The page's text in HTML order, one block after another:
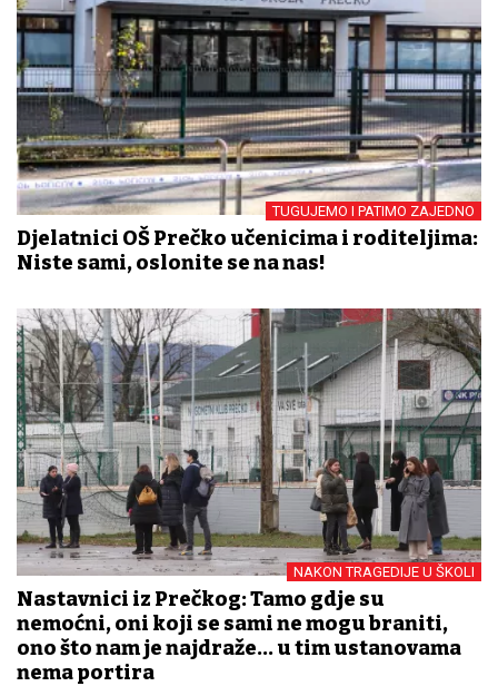
TUGUJEMO I PATIMO ZAJEDNO
Djelatnici OŠ Prečko učenicima i roditeljima:
Niste sami, oslonite se na nas!
NAKON TRAGEDIJE U ŠKOLI
Nastavnici iz Prečkog: Tamo gdje su
nemoćni, oni koji se sami ne mogu braniti,
ono što nam je najdraže... u tim ustanovama
nema portira